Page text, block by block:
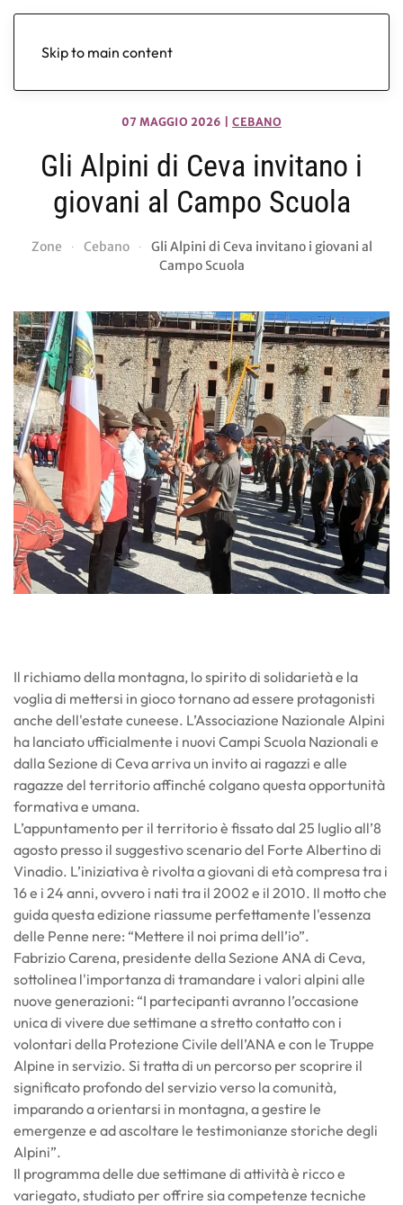
Skip to main content
07 MAGGIO 2026 CEBANO
Gli Alpini di Ceva invitano i
giovani al Campo Scuola
Zone Cebano
Gli Alpini di Ceva invitano i giovani al
Campo Scuola
Il richiamo della montagna, lo spirito di solidarietà e la
voglia di mettersi in gioco tornano ad essere protagonisti
anche dell'estate cuneese. L’Associazione Nazionale Alpini
ha lanciato ufficialmente i nuovi Campi Scuola Nazionali e
dalla Sezione di Ceva arriva un invito ai ragazzi e alle
ragazze del territorio affinché colgano questa opportunità
formativa e umana.
L’appuntamento per il territorio è fissato dal 25 luglio all’8
agosto presso il suggestivo scenario del Forte Albertino di
Vinadio. L’iniziativa è rivolta a giovani di età compresa tra i
16 e i 24 anni, ovvero i nati tra il 2002 e il 2010. Il motto che
guida questa edizione riassume perfettamente l'essenza
delle Penne nere: “Mettere il noi prima dell’io”.
Fabrizio Carena, presidente della Sezione ANA di Ceva,
sottolinea l'importanza di tramandare i valori alpini alle
nuove generazioni: “I partecipanti avranno l’occasione
unica di vivere due settimane a stretto contatto con i
volontari della Protezione Civile dell’ANA e con le Truppe
Alpine in servizio. Si tratta di un percorso per scoprire il
significato profondo del servizio verso la comunità,
imparando a orientarsi in montagna, a gestire le
emergenze e ad ascoltare le testimonianze storiche degli
Alpini”.
Il programma delle due settimane di attività è ricco e
variegato, studiato per offrire sia competenze tecniche